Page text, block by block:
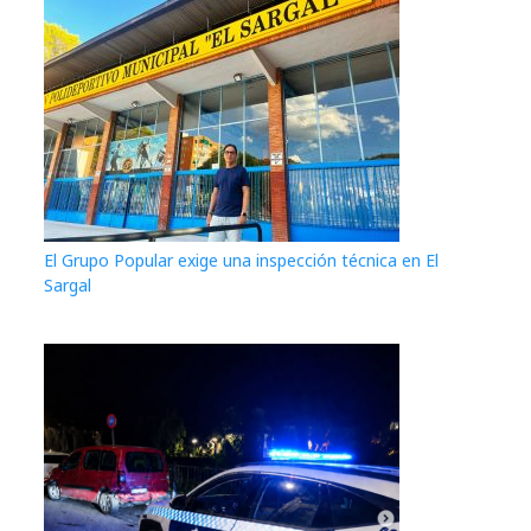
El Grupo Popular exige una inspección técnica en El
Sargal